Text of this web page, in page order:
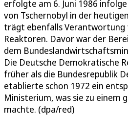
erfolgte am 6. Juni 1986
von Tschernobyl in der
trägt ebenfalls Verantwortung
Reaktoren. Davor war der
dem
Die Deutsche Demokratische
früher als die Bundesrepublik
etablierte schon 1972 ein
Ministerium, was sie zu einem
machte. (dpa/red)